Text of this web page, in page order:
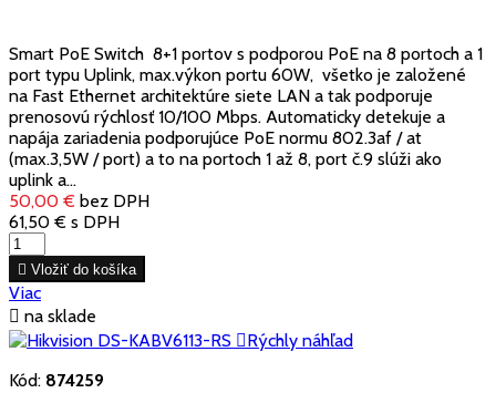
Smart PoE Switch 8+1 portov s podporou PoE na 8 portoch a 1
port typu Uplink, max.výkon portu 60W, všetko je založené
na Fast Ethernet architektúre siete LAN a tak podporuje
prenosovú rýchlosť 10/100 Mbps. Automaticky detekuje a
napája zariadenia podporujúce PoE normu 802.3af / at
(max.3,5W / port) a to na portoch 1 až 8, port č.9 slúži ako
uplink a...
50,00 € bez DPH
61,50 € s DPH
 Vložiť do košíka
Viac
 na sklade
Rýchly náhľad
Kód: 874259